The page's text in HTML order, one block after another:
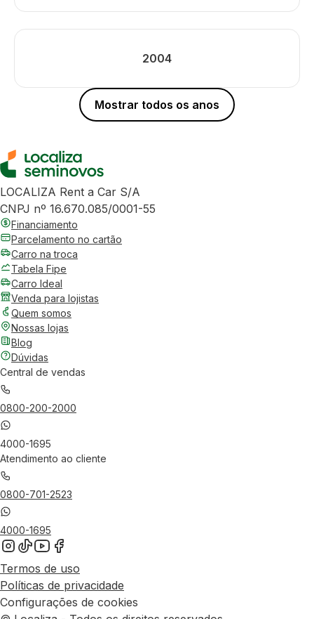
2004
Mostrar todos os anos
LOCALIZA Rent a Car S/A
CNPJ nº 16.670.085/0001-55
Financiamento
Parcelamento no cartão
Carro na troca
Tabela Fipe
Carro Ideal
Venda para lojistas
Quem somos
Nossas lojas
Blog
Dúvidas
Central de vendas
0800-200-2000
4000-1695
Atendimento ao cliente
0800-701-2523
4000-1695
Termos de uso
Políticas de privacidade
Configurações de cookies